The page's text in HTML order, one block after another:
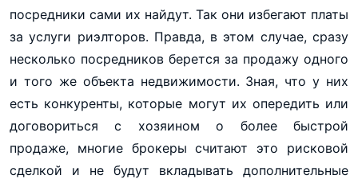
посредники сами их найдут. Так они избегают платы
за услуги риэлторов. Правда, в этом случае, сразу
несколько посредников берется за продажу одного
и того же объекта недвижимости. Зная, что у них
есть конкуренты, которые могут их опередить или
договориться с хозяином о более быстрой
продаже, многие брокеры считают это рисковой
сделкой и не будут вкладывать дополнительные